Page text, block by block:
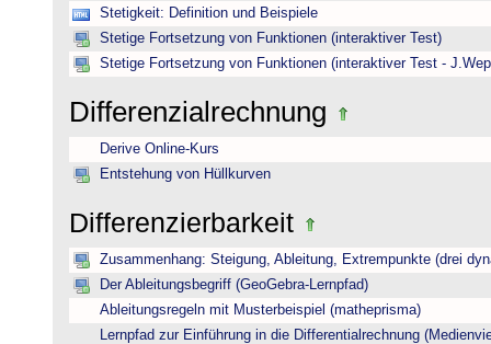
Stetigkeit: Definition und Beispiele
Stetige Fortsetzung von Funktionen (interaktiver Test)
Stetige Fortsetzung von Funktionen (interaktiver Test -
Differenzialrechnung
Derive Online-Kurs
Entstehung von Hüllkurven
Differenzierbarkeit
Zusammenhang: Steigung, Ableitung, Extrempunkte (drei
Der Ableitungsbegriff (GeoGebra-Lernpfad)
Ableitungsregeln mit Musterbeispiel (matheprisma)
Lernpfad zur Einführung in die Differentialrechnung